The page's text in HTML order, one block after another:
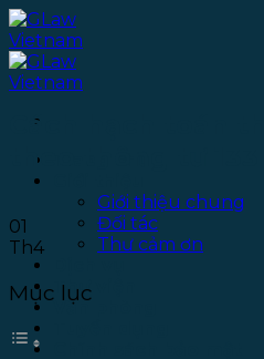
Bỏ
qua
nội
dung
Giới thiệu chung
Đối tác
Thư cảm ơn
Thư viện
Văn phòng
Cách hạch toán
theo thông tư 133
01
Th4
Mục lục